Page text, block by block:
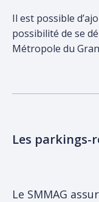
Il est possible
possibilité de se
Métropole du
Les parkings-
Le SMMAG